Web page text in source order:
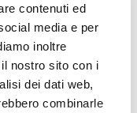
contenuti ed
media e per
inoltre
nostro sito con i
dei dati web,
combinarle
CKC-355GP
bagno 35x105
vani a giorno
opaco - Cuki